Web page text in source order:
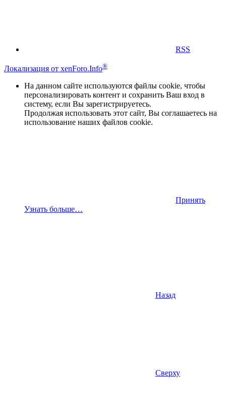
RSS
Локализация от xenForo.Info®
На данном сайте используются файлы cookie, чтобы
персонализировать контент и сохранить Ваш вход в
систему, если Вы зарегистрируетесь.
Продолжая использовать этот сайт, Вы соглашаетесь на
использование наших файлов cookie.
Принять
Узнать больше…
Назад
Сверху